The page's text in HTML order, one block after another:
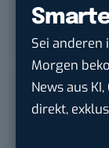
Sei anderen
Morgen
News aus
direkt,
Klage